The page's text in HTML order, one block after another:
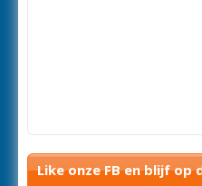
Like onze FB en blijf op